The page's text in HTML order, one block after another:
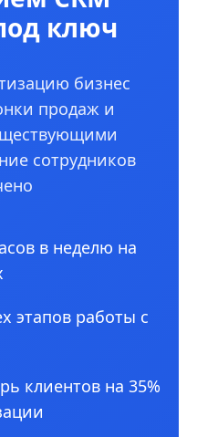
ключ
бизнес
продаж и
сотрудников
в неделю на
этапов работы с
клиентов на 35%